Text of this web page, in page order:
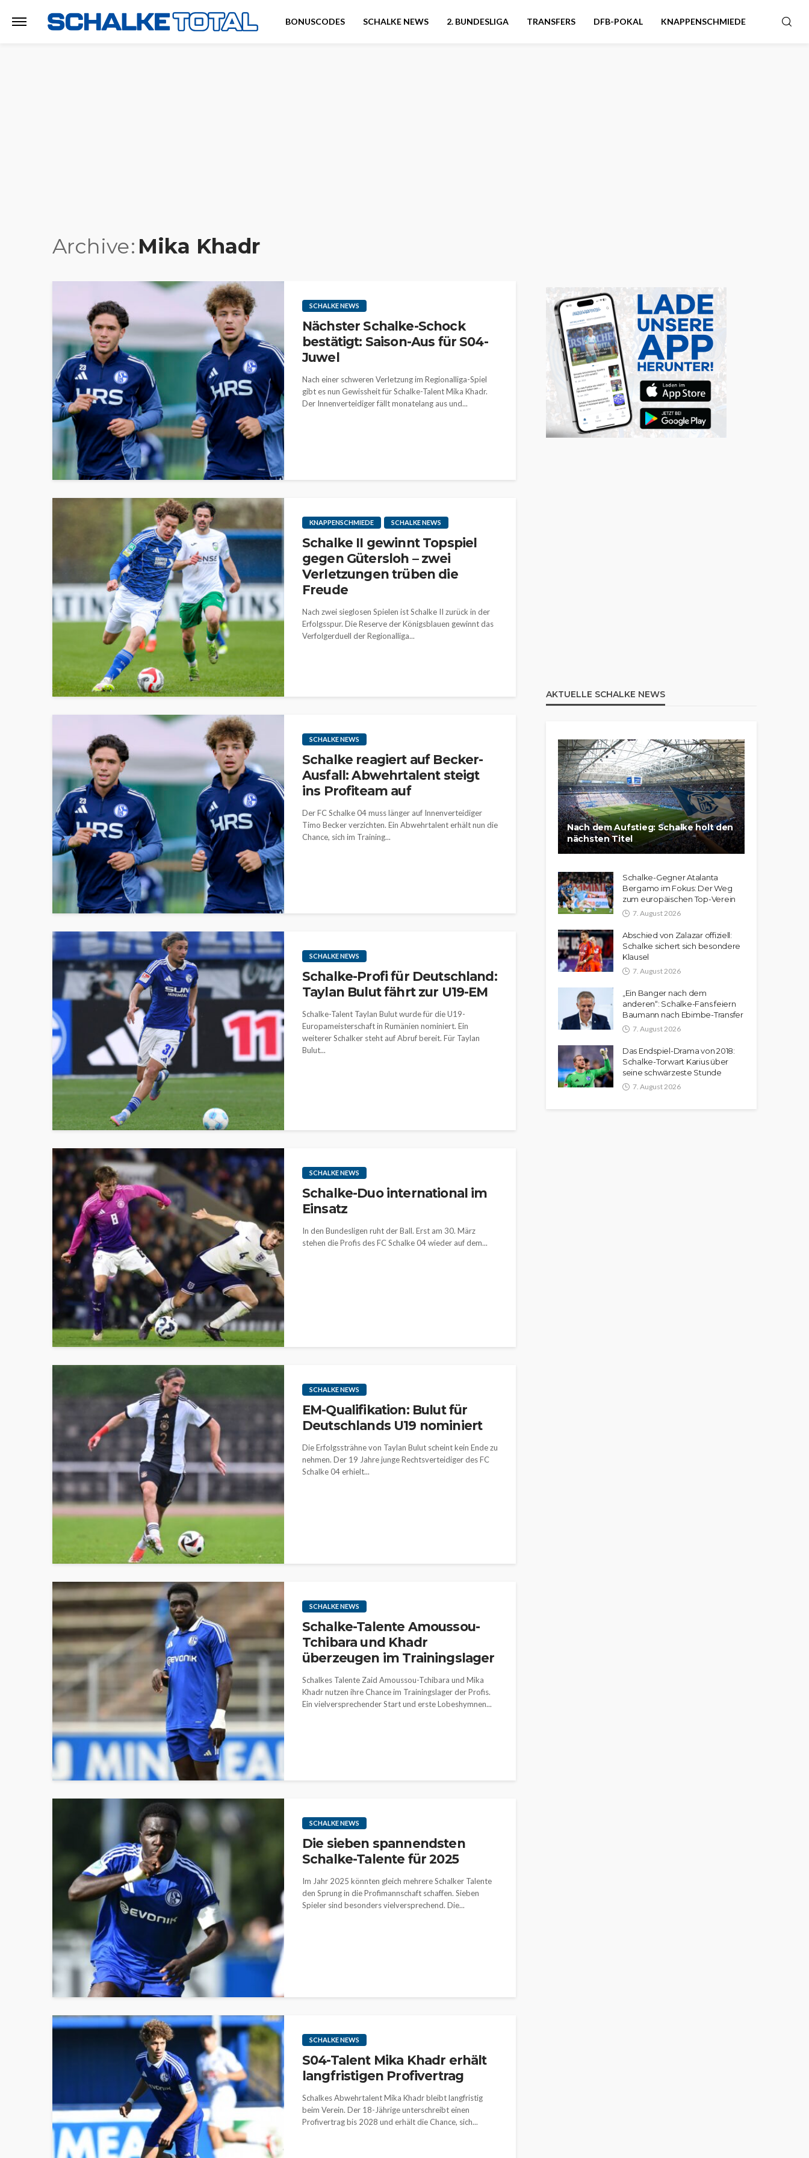
BONUSCODES SCHALKE NEWS 2. BUNDESLIGA TRANSFERS DFB-POKAL KNAPPENSCHMIEDE
Archive Mika Khadr
SCHALKE NEWS
Nächster Schalke-Schock
bestätigt: Saison-Aus für S04-
Juwel
Nach einer schweren Verletzung im Regionalliga-Spiel
gibt es nun Gewissheit für Schalke-Talent Mika Khadr.
Der Innenverteidiger fällt monatelang aus und...
KNAPPENSCHMIEDE SCHALKE NEWS
Schalke II gewinnt Topspiel
gegen Gütersloh – zwei
Verletzungen trüben die
Freude
Nach zwei sieglosen Spielen ist Schalke II zurück in der
Erfolgsspur. Die Reserve der Königsblauen gewinnt das
Verfolgerduell der Regionalliga...
SCHALKE NEWS
Schalke reagiert auf Becker-
Ausfall: Abwehrtalent steigt
ins Profiteam auf
Der FC Schalke 04 muss länger auf Innenverteidiger
Timo Becker verzichten. Ein Abwehrtalent erhält nun die
Chance, sich im Training...
SCHALKE NEWS
Schalke-Profi für Deutschland:
Taylan Bulut fährt zur U19-EM
Schalke-Talent Taylan Bulut wurde für die U19-
Europameisterschaft in Rumänien nominiert. Ein
weiterer Schalker steht auf Abruf bereit. Für Taylan
Bulut...
SCHALKE NEWS
Schalke-Duo international im
Einsatz
In den Bundesligen ruht der Ball. Erst am 30. März
stehen die Profis des FC Schalke 04 wieder auf dem...
SCHALKE NEWS
EM-Qualifikation: Bulut für
Deutschlands U19 nominiert
Die Erfolgssträhne von Taylan Bulut scheint kein Ende zu
nehmen. Der 19 Jahre junge Rechtsverteidiger des FC
Schalke 04 erhielt...
SCHALKE NEWS
Schalke-Talente Amoussou-
Tchibara und Khadr
überzeugen im Trainingslager
Schalkes Talente Zaid Amoussou-Tchibara und Mika
Khadr nutzen ihre Chance im Trainingslager der Profis.
Ein vielversprechender Start und erste Lobeshymnen...
SCHALKE NEWS
Die sieben spannendsten
Schalke-Talente für 2025
Im Jahr 2025 könnten gleich mehrere Schalker Talente
den Sprung in die Profimannschaft schaffen. Sieben
Spieler sind besonders vielversprechend. Die...
SCHALKE NEWS
S04-Talent Mika Khadr erhält
langfristigen Profivertrag
Schalkes Abwehrtalent Mika Khadr bleibt langfristig
beim Verein. Der 18-Jährige unterschreibt einen
Profivertrag bis 2028 und erhält die Chance, sich...
AKTUELLE SCHALKE NEWS
Nach dem Aufstieg: Schalke holt den
nächsten Titel
Schalke-Gegner Atalanta
Bergamo im Fokus: Der Weg
zum europäischen Top-Verein
7. August 2026
Abschied von Zalazar offiziell:
Schalke sichert sich besondere
Klausel
7. August 2026
„Ein Banger nach dem
anderen“: Schalke-Fans feiern
Baumann nach Ebimbe-Transfer
7. August 2026
Das Endspiel-Drama von 2018:
Schalke-Torwart Karius über
seine schwärzeste Stunde
7. August 2026